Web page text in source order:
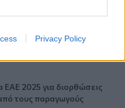
Privacy Policy
απόφαση για
2025 για διορθώσεις
τους παραγωγούς